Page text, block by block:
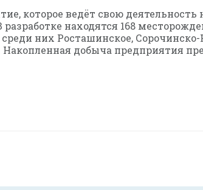
которое ведёт свою
находятся 168
них Росташинское,
добыча предприятия